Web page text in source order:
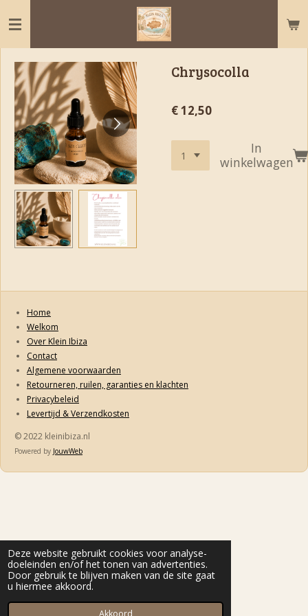
Deze website gebruikt cookies voor analyse-
doeleinden en/of het tonen van advertenties.
Door gebruik te blijven maken van de site gaat
u hiermee akkoord.
Akkoord
direct
naar
hoofdinhoud
Chrysocolla
€ 12,50
In
winkelwagen
Home
Welkom
Over Klein Ibiza
Contact
Algemene voorwaarden
Retourneren, ruilen, garanties en klachten
Privacybeleid
Levertijd & Verzendkosten
© 2022 kleinibiza.nl
Powered by JouwWeb